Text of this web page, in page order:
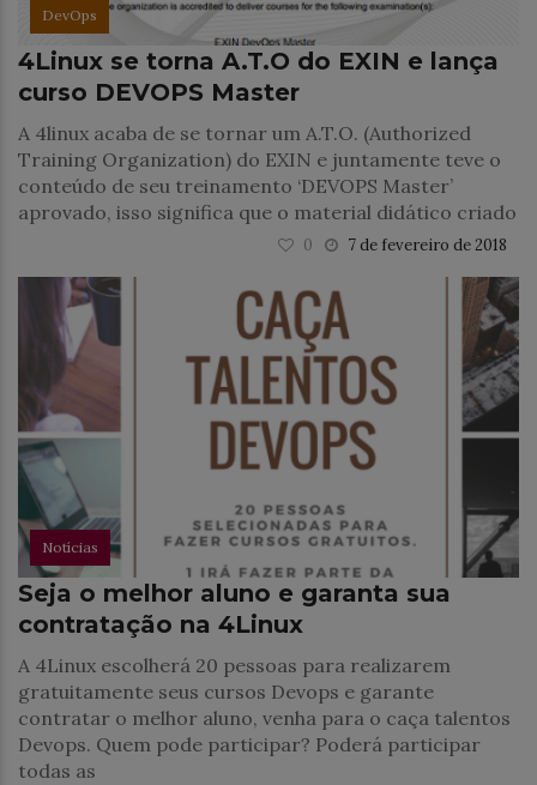
DevOps
4Linux se torna A.T.O do EXIN e lança
curso DEVOPS Master
A 4linux acaba de se tornar um A.T.O. (Authorized
Training Organization) do EXIN e juntamente teve o
conteúdo de seu treinamento ‘DEVOPS Master’
aprovado, isso significa que o material didático criado
7 de fevereiro de 2018
0
Notícias
Seja o melhor aluno e garanta sua
contratação na 4Linux
A 4Linux escolherá 20 pessoas para realizarem
gratuitamente seus cursos Devops e garante
contratar o melhor aluno, venha para o caça talentos
Devops. Quem pode participar? Poderá participar
todas as